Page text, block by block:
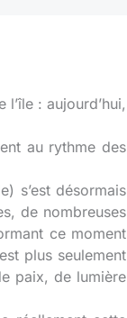
: aujourd’hui,
au rythme des
s’est désormais
de nombreuses
ce moment
plus seulement
paix, de lumière